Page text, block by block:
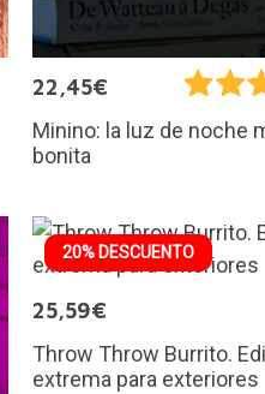
22,45€
Minino: la luz de noche
bonita
20% DESCUENTO
25,59€
Throw Throw Burrito.
extrema para exteriores